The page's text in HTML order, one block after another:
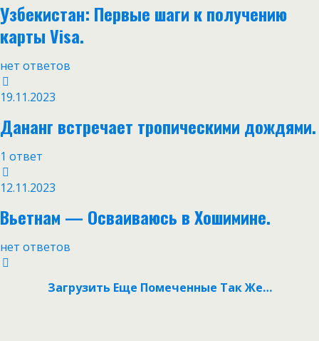
Узбекистан: Первые шаги к получению
карты Visa.
нет ответов
19.11.2023
Дананг встречает тропическими дождями.
1 ответ
12.11.2023
Вьетнам — Осваиваюсь в Хошимине.
нет ответов
Загрузить Еще Помеченные Так Же…